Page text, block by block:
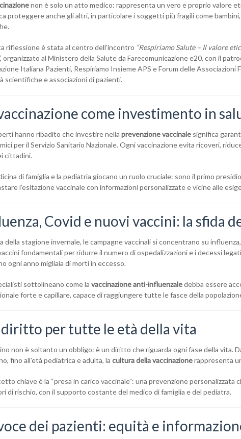
non è solo un atto medico: rappresenta un vero e proprio valore
proteggere anche gli altri, in particolare i soggetti più fragili come
riflessione è stata al centro dell’incontro “Respiriamo Salute – Il valore
, organizzato al Ministero della Salute da Farecomunicazione e20, con il
Italiana Pazienti, Respiriamo Insieme APS e Forum delle Associazioni
scientifiche e associazioni di pazienti.
come investimento in
hanno ribadito che investire nella prevenzione vaccinale significa
per il Servizio Sanitario Nazionale. Ogni vaccinazione evita ricoveri,
cittadini.
di famiglia e la pediatria giocano un ruolo cruciale: sono il primo
l’esitazione vaccinale con informazioni personalizzate e vicine alle
Covid e nuovi vaccini: la sfida
della stagione invernale, le campagne vaccinali si concentrano su
fondamentali per ridurre il numero di ospedalizzazioni e i decessi
ogni anno migliaia di morti in eccesso.
sottolineano come la vaccinazione anti-influenzaledebba essere
forte e capillare, capace di raggiungere tutte le fasce della
diritto per tutte le età della vita
non è soltanto un obbligo: è un diritto che riguarda ogni fase della vita.
fino all’età pediatrica e adulta, la cultura della vaccinazionerappresenta
chiave è la “presa in carico vaccinale”: una prevenzione
di rischio, con il supporto costante del medico di famiglia e del pediatra.
dei pazienti: equità e